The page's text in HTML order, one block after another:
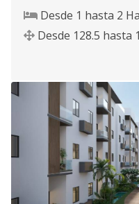
Desde 1 hasta 2
Desde 128.5 hasta